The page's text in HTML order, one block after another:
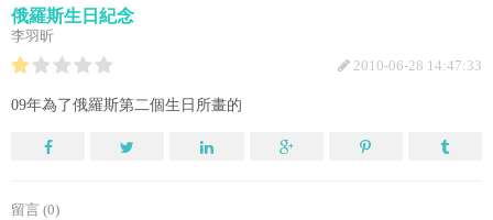
俄羅斯生日紀念
李羽昕
2010-06-28 14:47:33
09年為了俄羅斯第二個生日所畫的
留言 (0)